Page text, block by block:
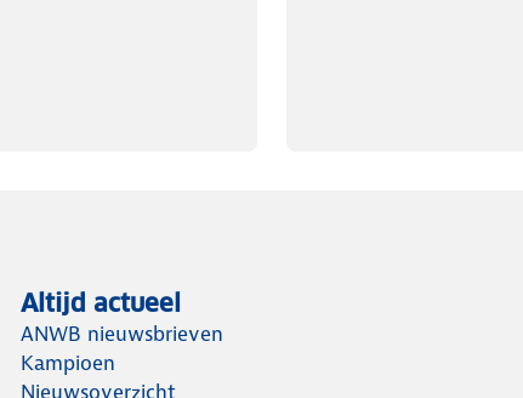
Altijd actueel
ANWB nieuwsbrieven
Kampioen
Nieuwsoverzicht